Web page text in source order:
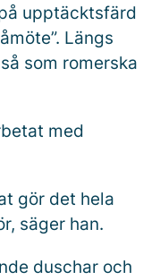
upptäcktsfärd
Längs
som romerska
med
gör det hela
säger han.
duschar och